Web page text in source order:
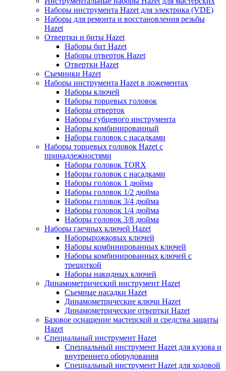
Наборы инструмента Hazet для электрика (VDE)
Наборы для ремонта и восстановления резьбы
Hazet
Отвертки и биты Hazet
Наборы бит Hazet
Наборы отверток Hazet
Отвертки Hazet
Съемники Hazet
Наборы инструмента Hazet в ложементах
Наборы ключей
Наборы торцевых головок
Наборы отверток
Наборы губцевого инструмента
Наборы комбинированный
Наборы головок с насадками
Наборы торцевых головок Hazet с
принадлежностями
Наборы головок TORX
Наборы головок с насадками
Наборы головок 1 дюйма
Наборы головок 1/2 дюйма
Наборы головок 3/4 дюйма
Наборы головок 1/4 дюйма
Наборы головок 3/8 дюйма
Наборы гаечных ключей Hazet
Наборырожковых ключей
Наборы комбинированных ключей
Наборы комбинированных ключей с
трещоткой
Наборы накидных ключей
Динамометрический инструмент Hazet
Съемные насадки Hazet
Динамометрические ключи Hazet
Динамометрические отвертки Hazet
Базовое оснащение мастерской и средства защиты
Hazet
Специальный инструмент Hazet
Специальный инструмент Hazet для кузова и
внутреннего оборудования
Специальный инструмент Hazet для ходовой